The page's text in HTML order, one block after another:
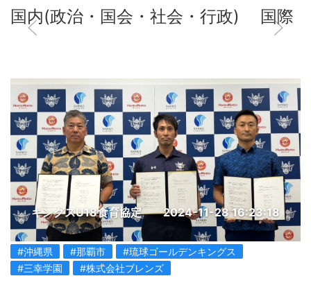
国内(政治・国会・社会・行政) 国際
キングスU18食育協定 2024-11-28 16:23:18
#沖縄県 #那覇市
#琉球ゴールデンキングス
#三幸学園
#株式会社ブレンズ